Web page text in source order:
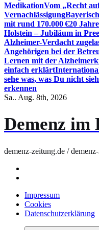
MedikationVom „Recht
Vernachlässigung
mit rund 170.000 €20
Holstein – Jubiläum in
Alzheimer-Verdacht
Angehörigen bei der
Lernen mit der
einfach erklärt
sehe was, was Du nicht
erkennen
Sa.. Aug. 8th, 2026
Demenz im
demenz-zeitung.de /
Impressum
Cookies
Datenschutzerklärung